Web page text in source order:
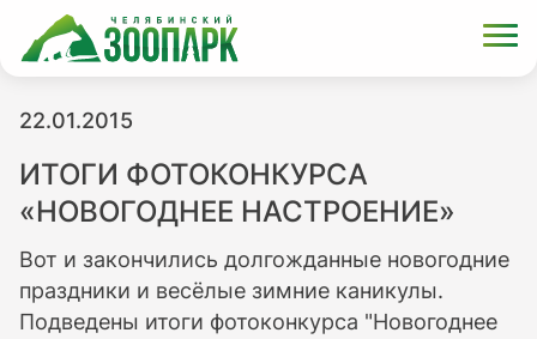
22.01.2015
ИТОГИ ФОТОКОНКУРСА
«НОВОГОДНЕЕ НАСТРОЕНИЕ»
Вот и закончились долгожданные новогодние
праздники и весёлые зимние каникулы.
Подведены итоги фотоконкурса "Новогоднее